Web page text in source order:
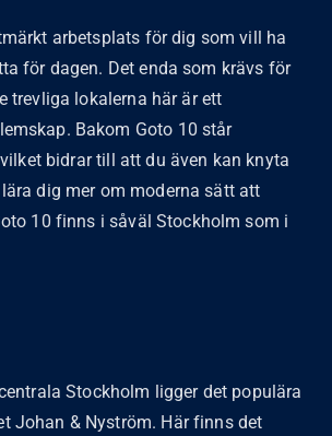
arbetsplats för dig som vill ha
för dagen. Det enda som krävs för
trevliga lokalerna här är ett
Bakom Goto 10 står
bidrar till att du även kan knyta
dig mer om moderna sätt att
10 finns i såväl Stockholm som i
Stockholm ligger det populära
Johan & Nyström. Här finns det